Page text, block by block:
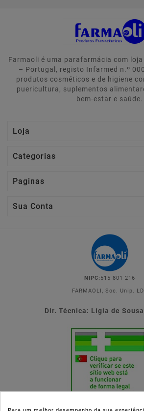
Farmaoli é uma parafarmácia com
– Portugal, registo Infarmed n.º
produtos cosméticos e de higiene
puericultura, suplementos
bem-estar e saúde.
Loja
Categorias
Paginas
Sua Conta
NIPC: 515 801 216
FARMAOLI, Soc. Unip.
Dir. Técnica: Lígia de